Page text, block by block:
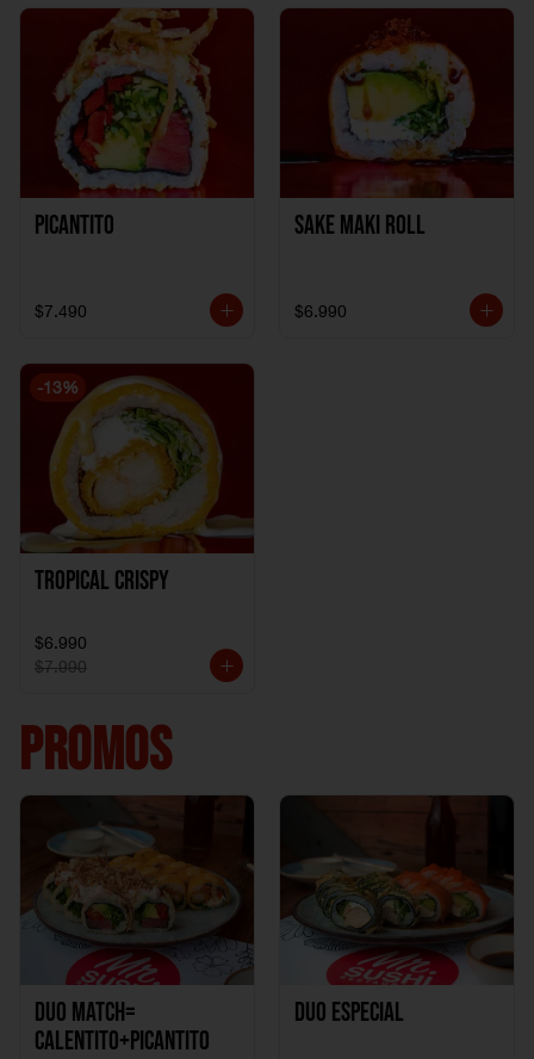
Picantito
$7.490
Sake Maki Roll
$6.990
-13%
Tropical crispy
$6.990
$7.990
PROMOS
DUO MATCH=
CALENTITO+PICANTITO
Duo especial